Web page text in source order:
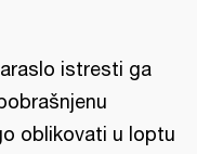
istresti ga
oblikovati u loptu